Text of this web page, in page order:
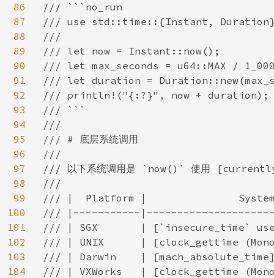
86
87
88
89
90
91
92
93
94
95
96
97
98
99
100
101
102
103
104
/// ```no_run
/// use std::time::{Instant,
///
/// let now = Instant::now();
/// let max_seconds = u64::MAX /
/// let duration =
/// println!("{:?}", now + duration);
/// ```
///
/// # 底层系统调用
///
/// 以下系统调用是 `now()` 使用
///
/// |  Platform |
/// |-----------
/// | SGX       | [`insecure_time`
/// | UNIX      | [clock_gettime
/// | Darwin    |
/// | VXWorks   |